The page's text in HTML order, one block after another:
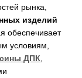
рынка,
изделий
обеспечивает
условиям,
ДПК